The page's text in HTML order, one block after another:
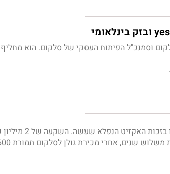
וסמנכ"ל הפיתוח העסקי של סלקום. הוא
מנכ"ל גולן טלקום הוא מנכ"ל החודש שלנו בזכות